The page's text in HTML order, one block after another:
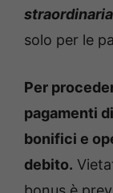
solo per le
Per
pagamenti
bonifici e
debito.